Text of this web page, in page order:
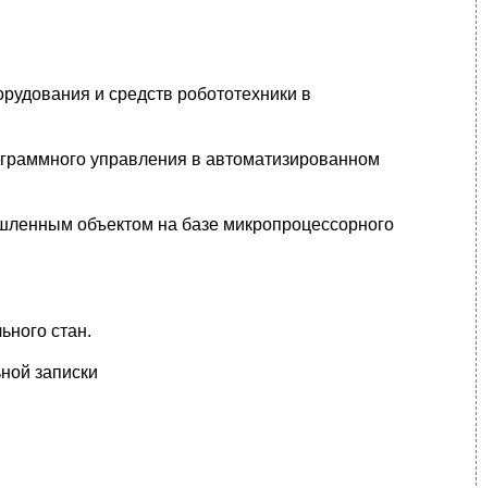
и средств робототехники в
управления в автоматизированном
объектом на базе микропроцессорного
стан.
записки